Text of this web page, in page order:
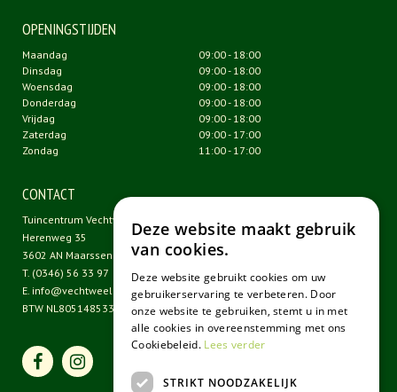
OPENINGSTIJDEN
Maandag
09:00 - 18:00
Dinsdag
09:00 - 18:00
Woensdag
09:00 - 18:00
Donderdag
09:00 - 18:00
Vrijdag
09:00 - 18:00
Zaterdag
09:00 - 17:00
Zondag
11:00 - 17:00
CONTACT
Tuincentrum Vechtweelde
Herenweg 35
3602 AN Maarssen
T. (0346) 56 33 97
E. info@vechtweelde.nl
BTW NL805148533B01
Deze website maakt gebruik
van cookies.
Deze website gebruikt cookies om uw
gebruikerservaring te verbeteren. Door
onze website te gebruiken, stemt u in met
alle cookies in overeenstemming met ons
Cookiebeleid. Lees verder
STRIKT NOODZAKELIJK